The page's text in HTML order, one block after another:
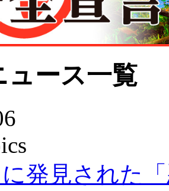
ュース一覧
発見された